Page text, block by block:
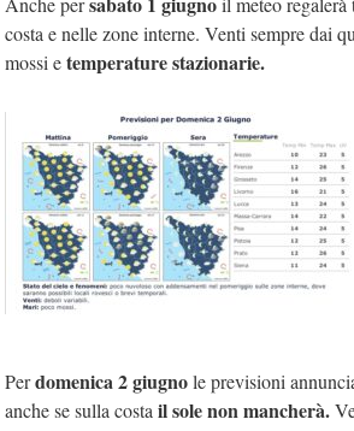
costa e nelle zone interne. Venti sempre dai
mossi etemperature stazionarie.
Perdomenica 2 giugnole previsioni
anche se sulla costa il sole non mancherà.